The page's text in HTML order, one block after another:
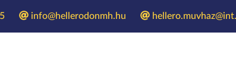
info@hellerodonmh.hu